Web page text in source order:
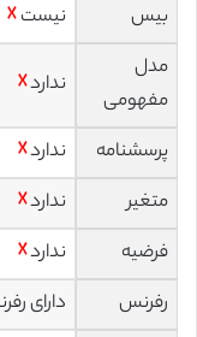
بیس نیست☓
مدل
مفهومی
ندارد☓
پرسشنامه ندارد☓
متغیر
ندارد☓
فرضیه
ندارد☓
رفرنس
دارای